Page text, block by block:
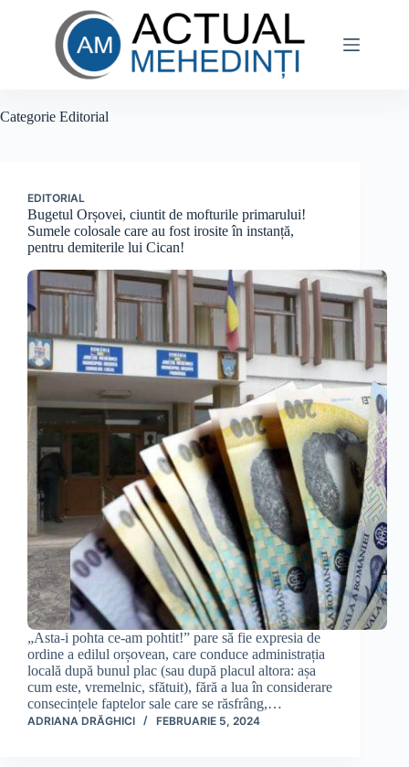
Categorie Editorial
EDITORIAL
Bugetul Orșovei, ciuntit de mofturile primarului!
Sumele colosale care au fost irosite în instanță,
pentru demiterile lui Cican!
„Asta-i pohta ce-am pohtit!” pare să fie expresia de
ordine a edilul orșovean, care conduce administrația
locală după bunul plac (sau după placul altora: așa
cum este, vremelnic, sfătuit), fără a lua în considerare
consecințele faptelor sale care se răsfrâng,…
ADRIANA DRĂGHICI FEBRUARIE 5, 2024